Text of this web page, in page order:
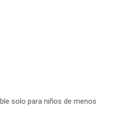
solo para niños de menos